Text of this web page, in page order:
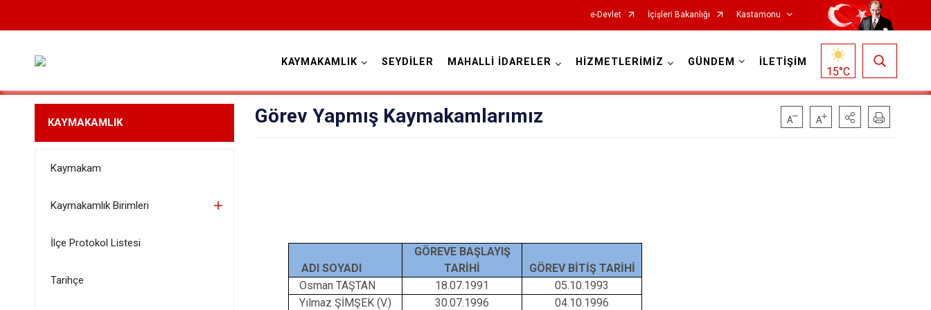
e-Devlet İçişleri Bakanlığı Kastamonu
Bozkurt
Çatalzeytin
KAYMAKAMLIK SEYDİLER MAHALLİ İDARELER HİZMETLERİMİZ GÜNDEM İLETİŞİM
15°C
KAYMAKAMLIK
Kaymakam
Kaymakamlık Birimleri
İlçe Protokol Listesi
Tarihçe
Görev Yapmış Kaymakamlarımız
ADI SOYADI
GÖREVE BAŞLAYIŞ
TARİHİ
GÖREV BİTİŞ TARİHİ
Osman TAŞTAN
18.07.1991
05.10.1993
Yılmaz ŞİMŞEK (V.)
30.07.1996
04.10.1996